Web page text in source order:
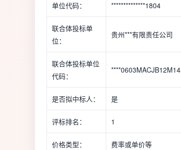
单位代码： **************1804
联合体投标单
位：
贵州***有限责任公司
联合体投标单位
代码：
****0603MACJB12M14
是否拟中标人： 是
评标排名： 1
价格类型： 费率或单价等